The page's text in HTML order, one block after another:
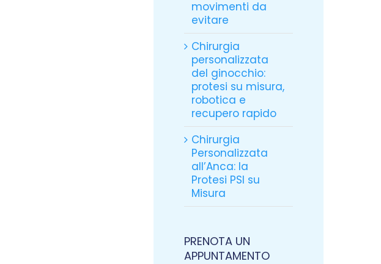
movimenti da
evitare
Chirurgia
personalizzata
del ginocchio:
protesi su misura,
robotica e
recupero rapido
Chirurgia
Personalizzata
all’Anca: la
Protesi PSI su
Misura
PRENOTA UN
APPUNTAMENTO